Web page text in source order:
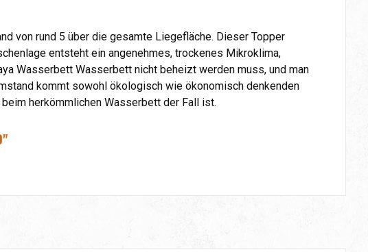
von rund 5 über die gesamte Liegefläche. Dieser Topper
entsteht ein angenehmes, trockenes Mikroklima,
Wasserbett Wasserbett nicht beheizt werden muss, und man
kommt sowohl ökologisch wie ökonomisch denkenden
herkömmlichen Wasserbett der Fall ist.